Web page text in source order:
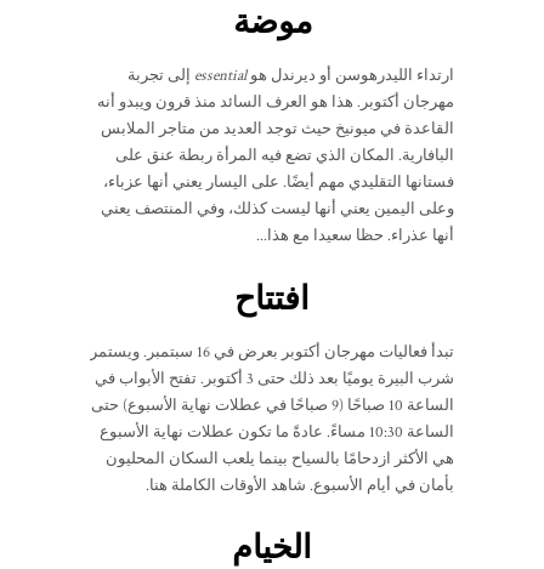
موضة
ارتداء الليدرهوسن أو ديرندل هوessential إلى تجربة
مهرجان أكتوبر. هذا هو العرف السائد منذ قرون ويبدو أنه
القاعدة في ميونيخ حيث توجد العديد من متاجر الملابس
البافارية. المكان الذي تضع فيه المرأة ربطة عنق على
فستانها التقليدي مهم أيضًا. على اليسار يعني أنها عزباء،
وعلى اليمين يعني أنها ليست كذلك، وفي المنتصف يعني
أنها عذراء. حظا سعيدا مع هذا...
افتتاح
تبدأ فعاليات مهرجان أكتوبر بعرض في 16 سبتمبر. ويستمر
شرب البيرة يوميًا بعد ذلك حتى 3 أكتوبر. تفتح الأبواب في
الساعة 10 صباحًا (9 صباحًا في عطلات نهاية الأسبوع) حتى
الساعة 10:30 مساءً. عادةً ما تكون عطلات نهاية الأسبوع
هي الأكثر ازدحامًا بالسياح بينما يلعب السكان المحليون
بأمان في أيام الأسبوع. شاهد الأوقات الكاملة هنا.
الخيام